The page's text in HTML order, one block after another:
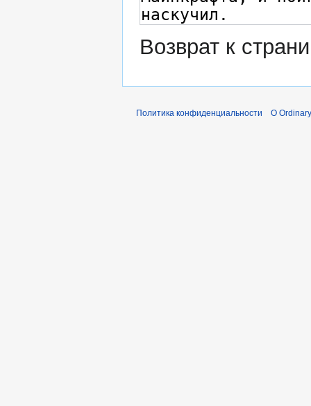
Возврат к
Политика конфиденциальности О